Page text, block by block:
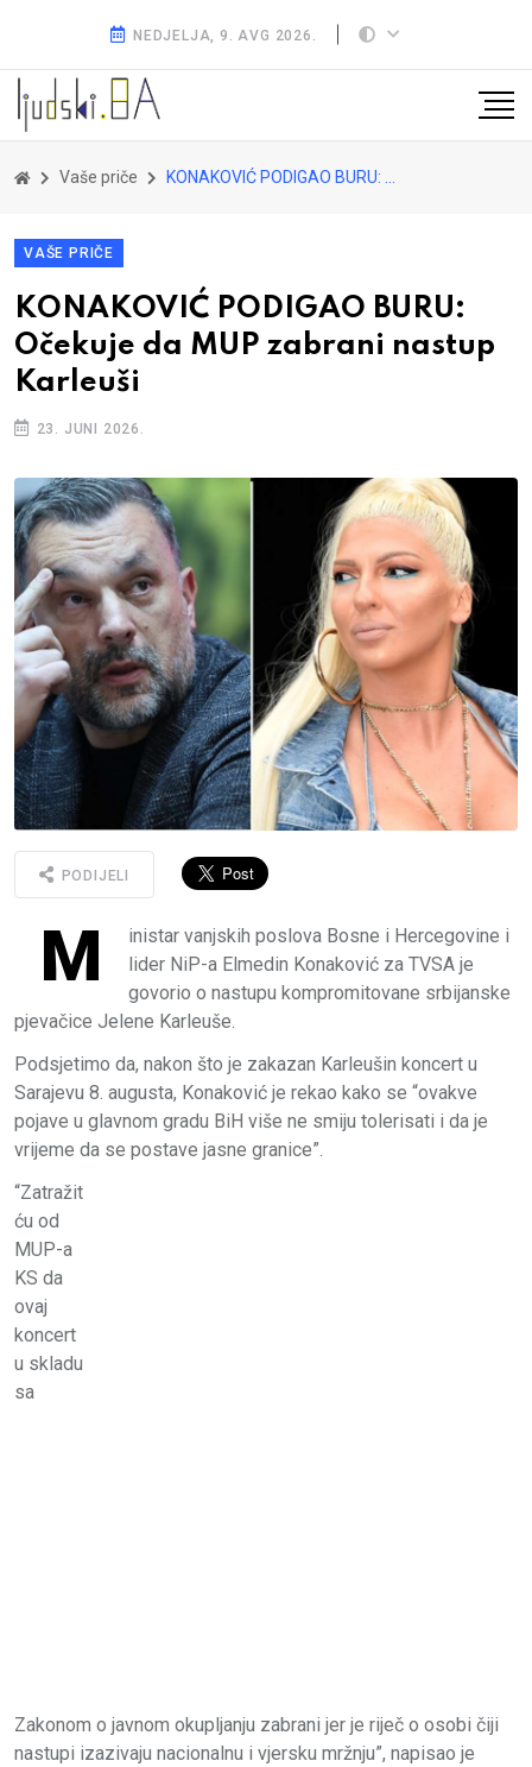
NEDJELJA, 9. AVG 2026.
Vaše priče KONAKOVIĆ PODIGAO BURU: Očekuje da MUP zabrani nastup Karleuši
VAŠE PRIČE
KONAKOVIĆ PODIGAO BURU:
Očekuje da MUP zabrani nastup
Karleuši
23. JUNI 2026.
PODIJELI
M
inistar vanjskih poslova Bosne i Hercegovine i
lider NiP-a Elmedin Konaković za TVSA je
govorio o nastupu kompromitovane srbijanske
pjevačice Jelene Karleuše.
Podsjetimo da, nakon što je zakazan Karleušin koncert u
Sarajevu 8. augusta, Konaković je rekao kako se “ovakve
pojave u glavnom gradu BiH više ne smiju tolerisati i da je
vrijeme da se postave jasne granice”.
“Zatražit
ću od
MUP-a
KS da
ovaj
koncert
u skladu
sa
Zakonom o javnom okupljanju zabrani jer je riječ o osobi čiji
nastupi izazivaju nacionalnu i vjersku mržnju”, napisao je